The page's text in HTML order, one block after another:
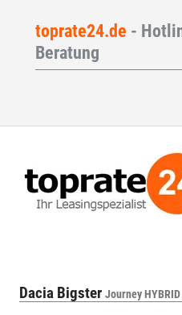
toprate24.de -
Beratung
Dacia Bigster Journey